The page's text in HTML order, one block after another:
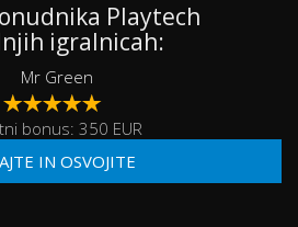
Playtech
igralnicah:
Mr Green
bonus: 350 EUR
IN OSVOJITE